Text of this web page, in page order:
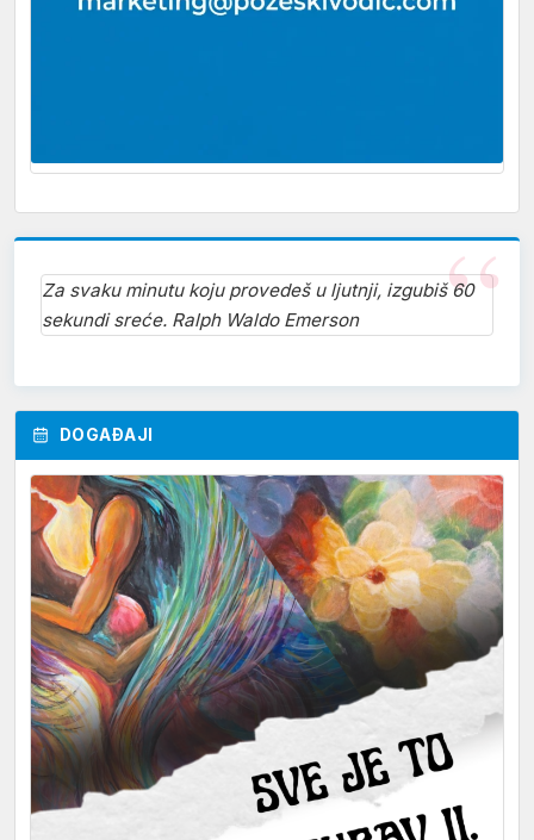
Za svaku minutu koju provedeš u ljutnji, izgubiš 60
sekundi sreće. Ralph Waldo Emerson
DOGAĐAJI